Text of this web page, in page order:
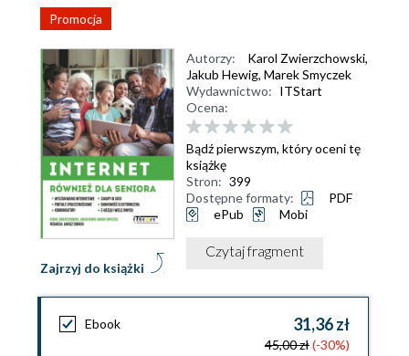
Promocja
Zajrzyj do książki
Autorzy: Karol Zwierzchowski,
Jakub Hewig, Marek Smyczek
Wydawnictwo: ITStart
Ocena:
Bądź pierwszym, który oceni tę
książkę
Stron: 399
Dostępne formaty:
PDF
ePub
Mobi
Czytaj fragment
Ebook 31,36 zł
45,00 zł(-30%)